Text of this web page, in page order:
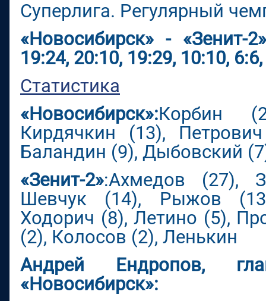
Суперлига. Регулярный
«Новосибирск» - «Зенит-
19:24, 20:10, 19:29, 10:10,
Статистика
«Новосибирск»:Корбин
Кирдячкин (13),
Баландин (9), Дыбовский
«Зенит-2»:Ахмедов (27),
Шевчук (14), Рыжов
Ходорич (8), Летино (5),
(2), Колосов (2), Ленькин
Андрей Ендропов,
«Новосибирск»: